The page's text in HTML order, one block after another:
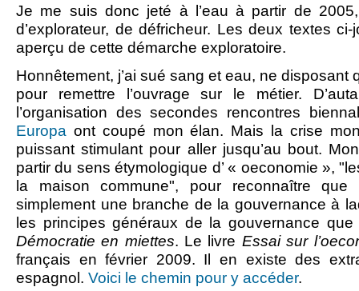
Je me suis donc jeté à l’eau à partir de
d’explorateur, de défricheur. Les deux textes
aperçu de cette démarche exploratoire.
Honnêtement, j’ai sué sang et eau, ne disposant
pour remettre l’ouvrage sur le métier.
l’organisation des secondes rencontres
Europa ont coupé mon élan. Mais la crise
puissant stimulant pour aller jusqu’au bout.
partir du sens étymologique d’ « oeconomie »,
la maison commune", pour reconnaître que
simplement une branche de la gouvernance à
les principes généraux de la gouvernance
Démocratie en miettes. Le livre Essai sur
français en février 2009. Il en existe des
espagnol. Voici le chemin pour y accéder.